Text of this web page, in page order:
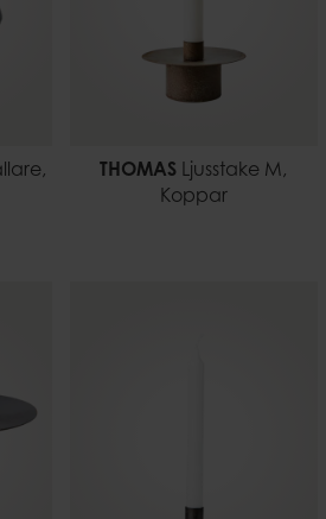
THOMAS Ljusstake M,
Koppar